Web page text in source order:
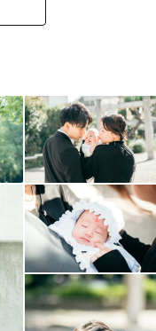
も日によって撮影可
は、別途交通費を頂
ている場合は、事前
お願い致します。
は、基本的にお客様